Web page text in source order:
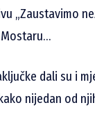
„Zaustavimo
dali su i
nijedan od